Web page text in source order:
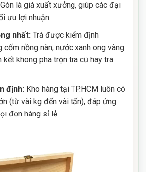
là giá xuất xưởng, giúp các đại
ưu lợi nhuận.
nhất: Trà được kiểm định
cốm nồng nàn, nước xanh ong vàng
kết không pha trộn trà cũ hay trà
định: Kho hàng tại TP.HCM luôn có
(từ vài kg đến vài tấn), đáp ứng
đơn hàng sỉ lẻ.